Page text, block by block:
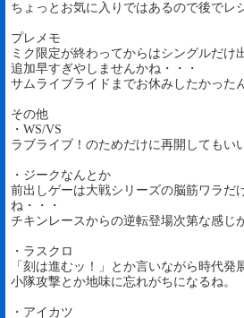
ちょっとお気に入りではあるので後でレ
プレメモ
ミク限定が終わってからはシングルだけ
追加早すぎやしませんかね・・・
サムライブライドまでお休みしたかった
その他
・WS/VS
ラブライブ！のためだけに再開してもい
・ジークなんとか
前出しゲーは大戦シリーズの脳筋ワラだ
ね・・・
チキンレースからの逆転登場次第な感じ
・ラスクロ
「刻は進むッ！」とか言いながら時代発
小隊攻撃とか地味に忘れがちになるね。
・アイカツ